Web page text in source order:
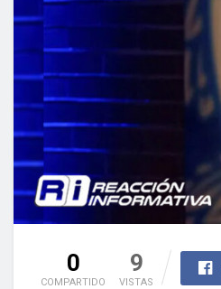
0
COMPARTIDO
9
VISTAS